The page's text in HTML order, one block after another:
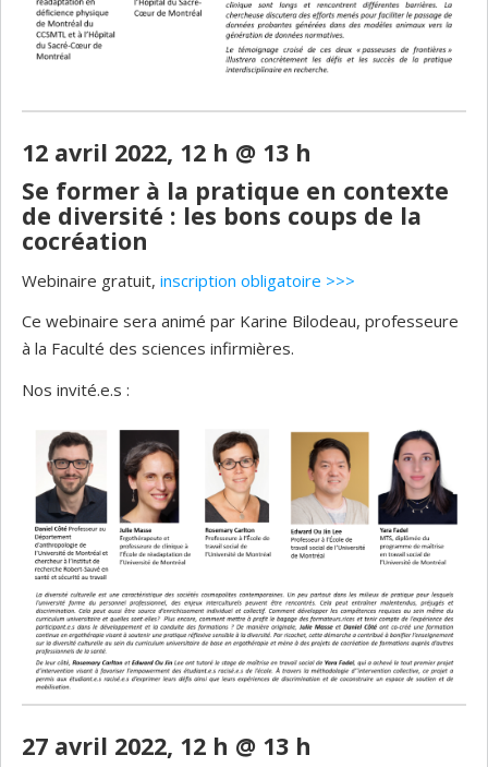
12 avril 2022, 12 h @ 13 h
Se former à la pratique en contexte
de diversité : les bons coups de la
cocréation
Webinaire gratuit, inscription obligatoire >>>
Ce webinaire sera animé par Karine Bilodeau, professeure
à la Faculté des sciences infirmières.
Nos invité.e.s :
27 avril 2022, 12 h @ 13 h